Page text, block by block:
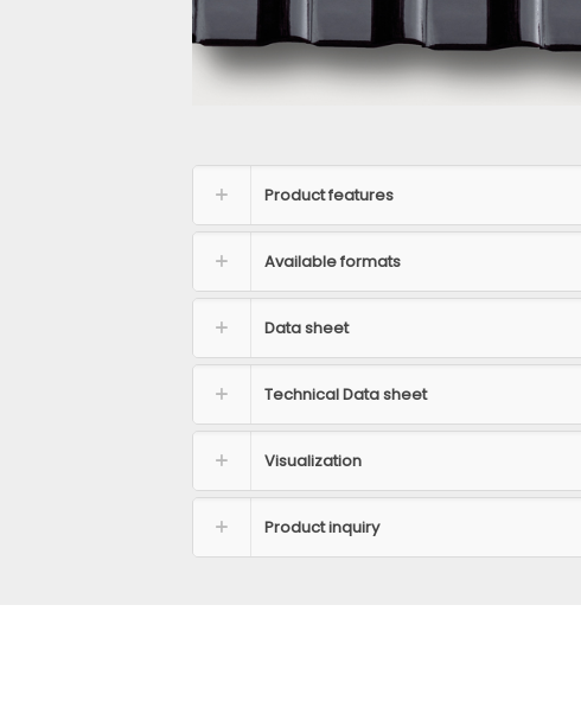
Product features
Available formats
Data sheet
Technical Data sheet
Visualization
Product inquiry